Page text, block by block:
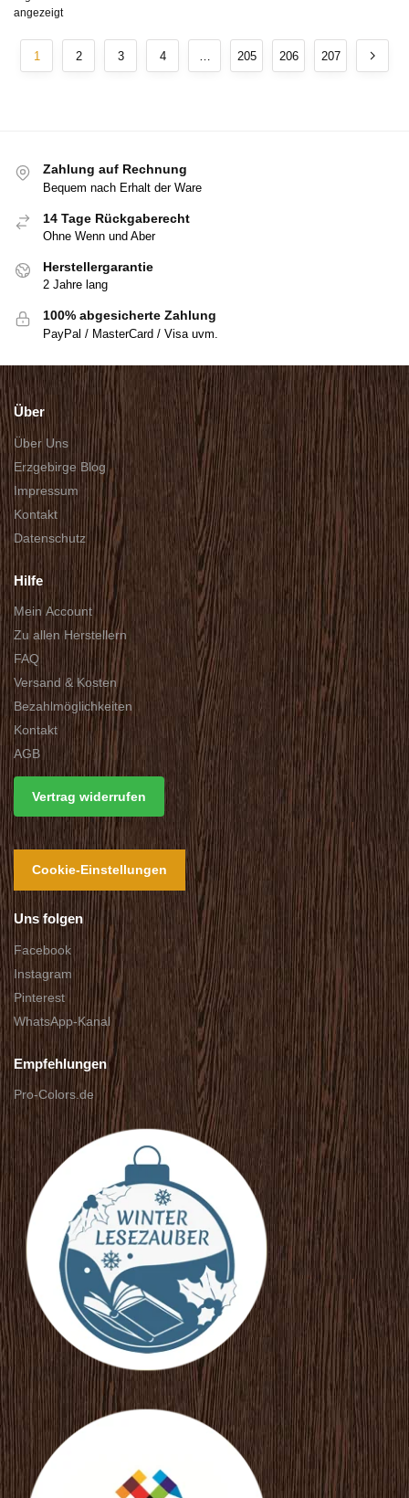
angezeigt
1 2 3 4 … 205 206 207
Zahlung auf Rechnung
Bequem nach Erhalt der Ware
14 Tage Rückgaberecht
Ohne Wenn und Aber
Herstellergarantie
2 Jahre lang
100% abgesicherte Zahlung
PayPal / MasterCard / Visa uvm.
Über
Über Uns
Erzgebirge Blog
Impressum
Kontakt
Datenschutz
Hilfe
Mein Account
Zu allen Herstellern
FAQ
Versand & Kosten
Bezahlmöglichkeiten
Kontakt
AGB
Vertrag widerrufen
Cookie-Einstellungen
Uns folgen
Facebook
Instagram
Pinterest
WhatsApp-Kanal
Empfehlungen
Pro-Colors.de